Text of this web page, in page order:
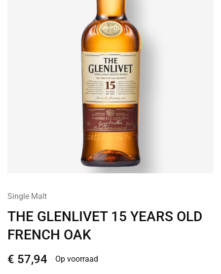
Single Malt
THE GLENLIVET 15 YEARS OLD
FRENCH OAK
€ 57,94 Op voorraad